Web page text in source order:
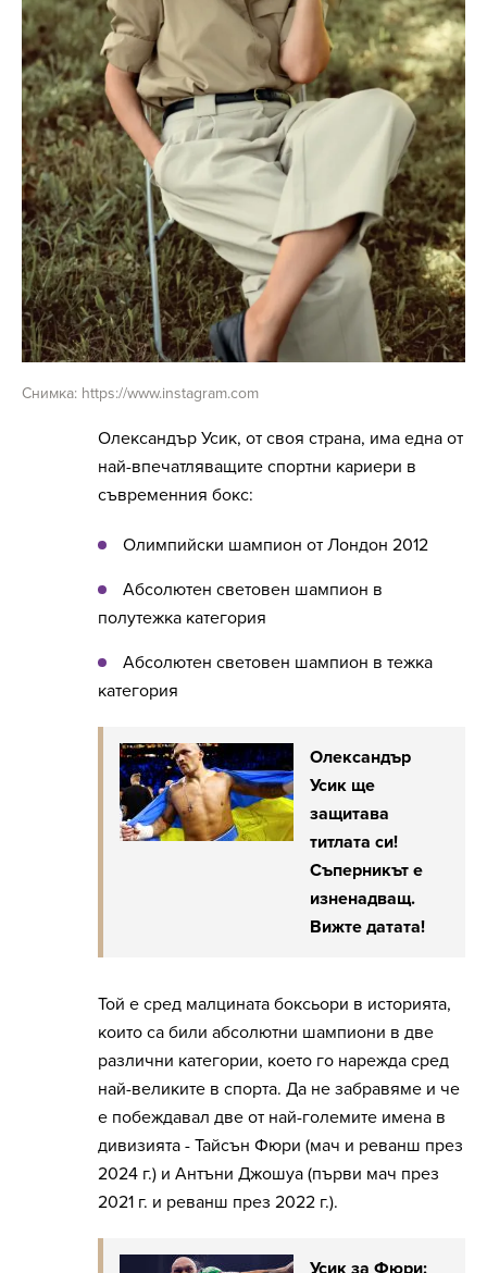
Снимка: https://www.instagram.com
Олександър Усик, от своя страна, има една от
най-впечатляващите спортни кариери в
съвременния бокс:
Олимпийски шампион от Лондон 2012
Абсолютен световен шампион в
полутежка категория
Абсолютен световен шампион в тежка
категория
Олександър
Усик ще
защитава
титлата си!
Съперникът е
изненадващ.
Вижте датата!
Той е сред малцината боксьори в историята,
които са били абсолютни шампиони в две
различни категории, което го нарежда сред
най-великите в спорта. Да не забравяме и че
е побеждавал две от най-големите имена в
дивизията - Тайсън Фюри (мач и реванш през
2024 г.) и Антъни Джошуа (първи мач през
2021 г. и реванш през 2022 г.).
Усик за Фюри: